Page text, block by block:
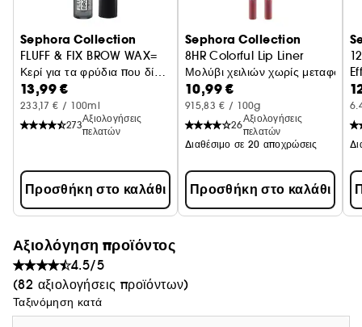
εκδοχή της αισθητικής του Bvlgari Man in Black. Η
δραματική και τολμηρή χρήση του μαύρου χρώματος
υπενθυμίζει την υψηλότερη συγκέντρωση του Parfum,
διαφοροποιώντας το από την πιο έντονη αντίθεση
μεταξύ του μαύρου και του ροζ χρυσού του Eau de
Parfum.
Sephora Collection
FLUFF & FIX BROW WAX=
Κερί για τα φρύδια που δίνει
υφή και στερεώνει
13,99 €
233,17 € / 100ml
273
Αξιολογήσεις
πελατών
Προσθήκη στο καλάθι
Sephora Collection
8HR Colorful Lip Liner
Μολύβι χειλιών χωρίς μεταφορά
10,99 €
915,83 € / 100g
26
Αξιολογήσεις
πελατών
Διαθέσιμο σε 20 αποχρώσεις
Προσθήκη στο καλάθι
Αξιολόγηση προϊόντος
4.5/5
(82 αξιολογήσεις προϊόντων)
Ταξινόμηση κατά